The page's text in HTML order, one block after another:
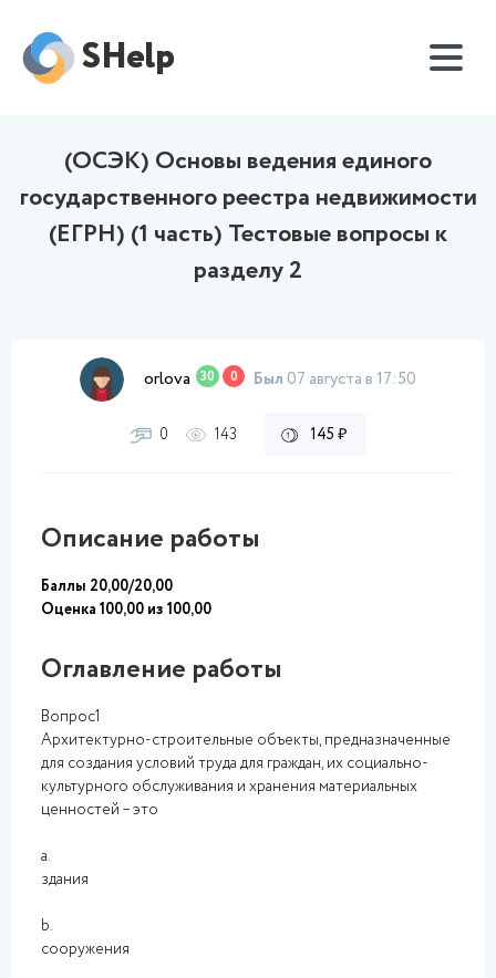
SHelp
(ОСЭК) Основы ведения единого
государственного реестра недвижимости
(ЕГРН) (1 часть) Тестовые вопросы к
разделу 2
orlova 30 0 Был 07 августа в 17:50
0 143 145 ₽
Описание работы
Баллы 20,00/20,00
Оценка 100,00 из 100,00
Оглавление работы
Вопрос1
Архитектурно-строительные объекты, предназначенные
для создания условий труда для граждан, их социально-
культурного обслуживания и хранения материальных
ценностей – это
a.
здания
b.
сооружения